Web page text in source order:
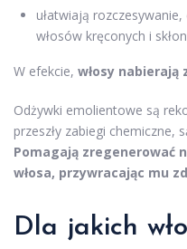
ułatwiają
włosów kręconych i
W efekcie, włosy
Odżywki emolientowe są
przeszły zabiegi chemiczne,
Pomagają zregenerować
włosa, przywracając mu
Dla jakich